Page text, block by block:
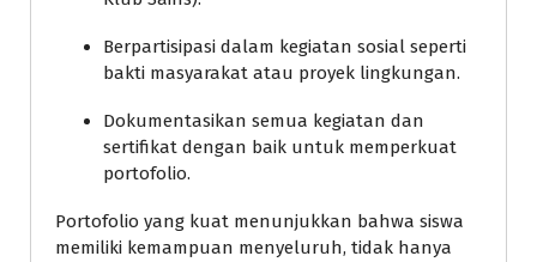
Berpartisipasi dalam kegiatan sosial seperti
bakti masyarakat atau proyek lingkungan.
Dokumentasikan semua kegiatan dan
sertifikat dengan baik untuk memperkuat
portofolio.
Portofolio yang kuat menunjukkan bahwa siswa
memiliki kemampuan menyeluruh, tidak hanya